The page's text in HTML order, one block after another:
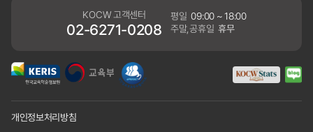
KOCW 고객센터
02-6271-0208
평일 09:00 ~ 18:00
주말,공휴일 휴무
개인정보처리방침